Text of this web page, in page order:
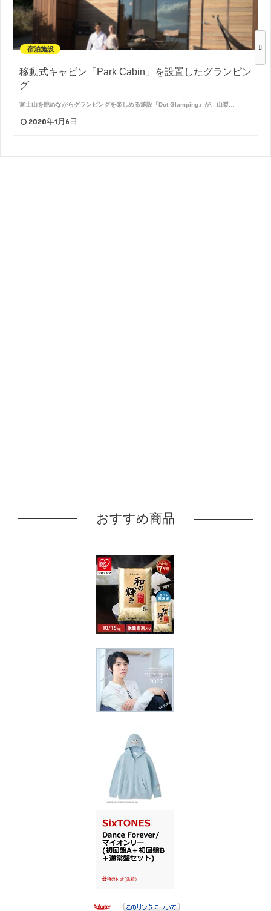
宿泊施設
移動式キャビン「Park Cabin」を設置したグランピン
グ
富士山を眺めながらグランピングを楽しめる施設『Dot Glamping』が、山梨…
2020年1月6日
おすすめ商品